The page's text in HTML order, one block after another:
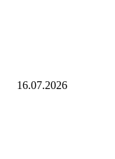
16.07.2026